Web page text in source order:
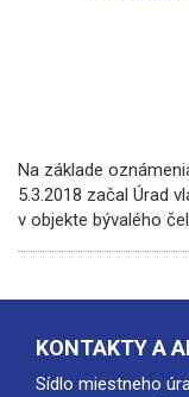
Na základe
5.3.2018 začal Úrad
v objekte bývalého
KONTAKTY A
Sídlo miestneho